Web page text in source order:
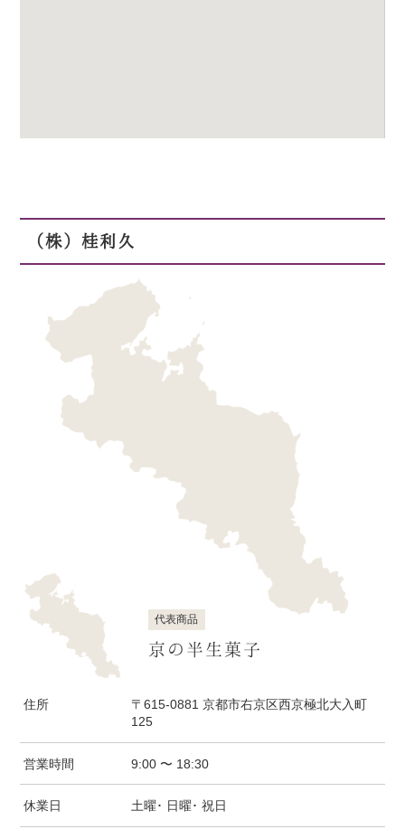
（株）桂利久
代表商品
京の半生菓子
住所
〒615-0881 京都市右京区西京極北大入町
125
営業時間 9:00 〜 18:30
休業日 土曜･ 日曜･ 祝日